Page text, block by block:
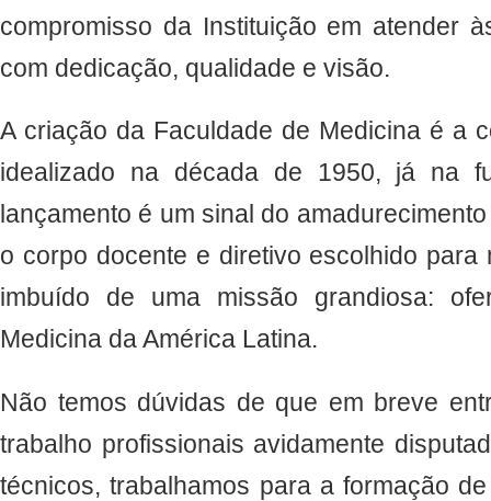
compromisso da Instituição em atender
com dedicação, qualidade e visão.
A criação da Faculdade de Medicina é a
idealizado na década de 1950, já na
lançamento é um sinal do
o corpo docente e diretivo escolhido para
imbuído de uma missão grandiosa:
Medicina da América Latina.
Não temos dúvidas de que em breve
trabalho profissionais avidamente
técnicos, trabalhamos para a formação